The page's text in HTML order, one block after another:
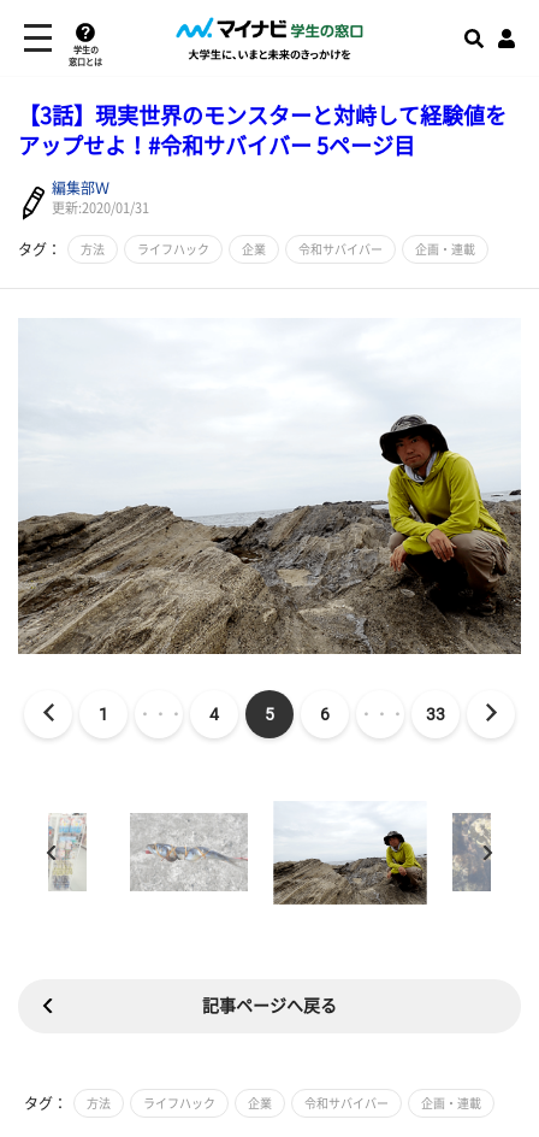
学生の
窓口とは
【3話】現実世界のモンスターと対峙して経験値を
アップせよ！#令和サバイバー 5ページ目
編集部Ｗ
更新:2020/01/31
タグ： 方法 ライフハック 企業 令和サバイバー 企画・連載
1 ・・・ 4 5 6 ・・・ 33
記事ページへ戻る
タグ： 方法 ライフハック 企業 令和サバイバー 企画・連載